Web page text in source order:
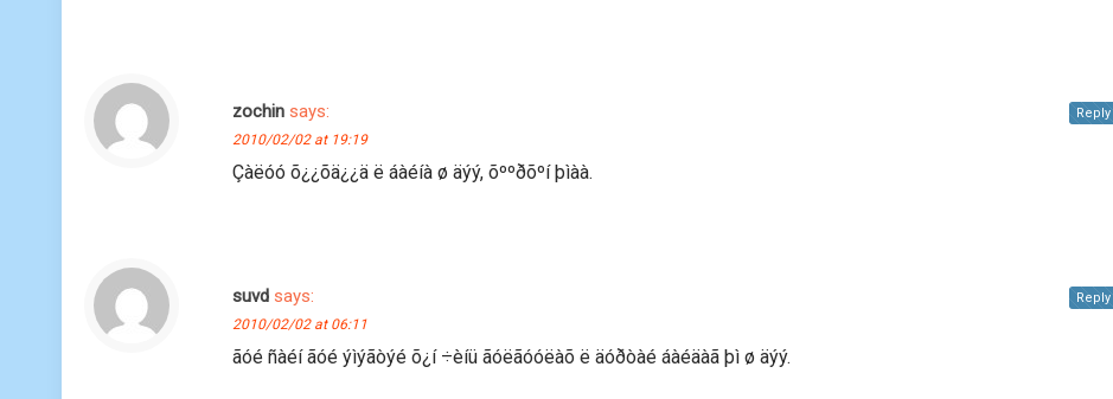
zochin says:
2010/02/02 at 19:19
Çàëóó õ¿¿õä¿¿ä ë áàéíà ø äýý, õººðõºí þìàà.
Reply
suvd says:
2010/02/02 at 06:11
ãóé ñàéí ãóé ýìýãòýé õ¿í ÷èíü ãóëãóóëàõ ë äóðòàé áàéäàã þì ø äýý.
Reply